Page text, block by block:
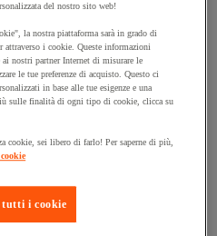
e binocolo
professionali
videoproiezione
del nostro sito web!
la nostra piattaforma sarà in grado di
i cookie. Queste informazioni
nostri partner Internet di misurare le
le tue preferenze di acquisto. Questo ci
in base alle tue esigenze e una
sulle finalità di ogni tipo di cookie, clicca su
cookie, sei libero di farlo! Per saperne di più,
tutti i cookie